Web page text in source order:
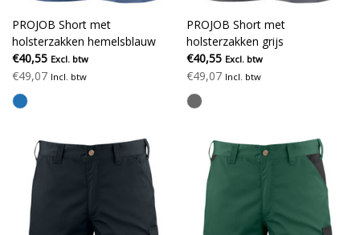
PROJOB Short met
holsterzakken hemelsblauw
€40,55 Excl. btw
€49,07 Incl. btw
PROJOB Short met
holsterzakken grijs
€40,55 Excl. btw
€49,07 Incl. btw